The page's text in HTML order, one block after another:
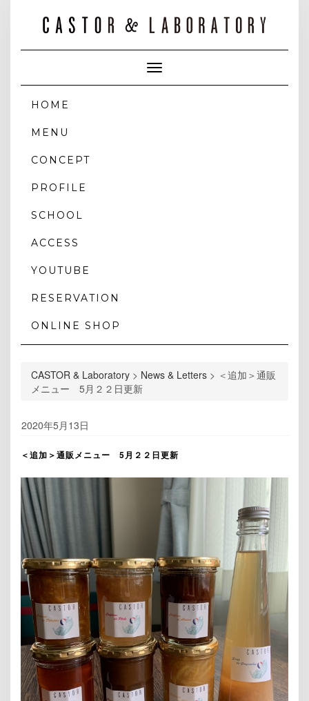
Toggle
Navigation
HOME
MENU
CONCEPT
PROFILE
SCHOOL
ACCESS
YOUTUBE
RESERVATION
ONLINE SHOP
CASTOR & Laboratory > News & Letters > ＜追加＞通販
メニュー 5月２２日更新
2020年5月13日
＜追加＞通販メニュー 5月２２日更新